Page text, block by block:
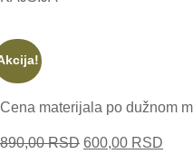
Cena materijala po dužnom
890,00RSD 600,00 RSD